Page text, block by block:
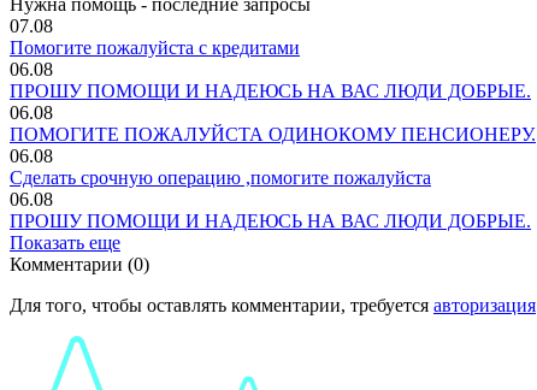
07.08
Помогите пожалуйста с кредитами
06.08
ПРОШУ ПОМОЩИ И НАДЕЮСЬ НА ВАС ЛЮДИ ДОБРЫЕ.
06.08
ПОМОГИТЕ ПОЖАЛУЙСТА ОДИНОКОМУ ПЕНСИОНЕРУ.
06.08
Сделать срочную операцию ,помогите пожалуйста
06.08
ПРОШУ ПОМОЩИ И НАДЕЮСЬ НА ВАС ЛЮДИ ДОБРЫЕ.
Показать еще
Комментарии (0)
Для того, чтобы оставлять комментарии, требуется авторизация